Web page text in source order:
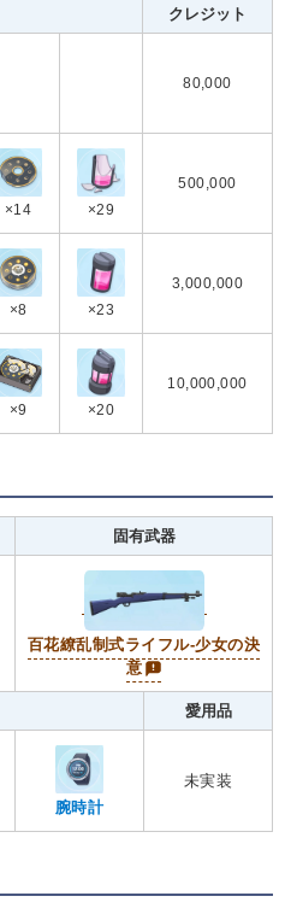
クレジット
80,000
×14 ×29
500,000
×8 ×23
3,000,000
×9 ×20
10,000,000
固有武器
百花繚乱制式ライフル-少女の決
意
愛用品
腕時計
未実装